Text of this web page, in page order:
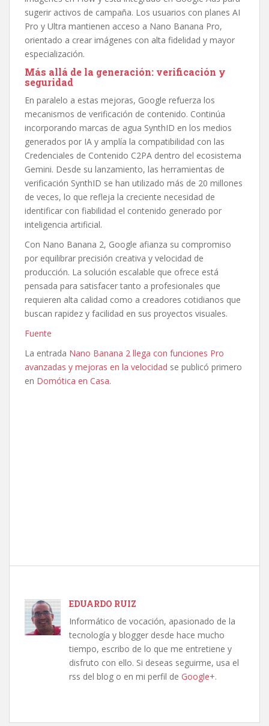
sugerir activos de campaña. Los usuarios con planes AI
Pro y Ultra mantienen acceso a Nano Banana Pro,
orientado a crear imágenes con alta fidelidad y mayor
especialización.
Más allá de la generación: verificación y
seguridad
En paralelo a estas mejoras, Google refuerza los
mecanismos de verificación de contenido. Continúa
incorporando marcas de agua SynthID en los medios
generados por IA y amplía la compatibilidad con las
Credenciales de Contenido C2PA dentro del ecosistema
Gemini. Desde su lanzamiento, las herramientas de
verificación SynthID se han utilizado más de 20 millones
de veces, lo que refleja la creciente necesidad de
identificar con fiabilidad el contenido generado por
inteligencia artificial.
Con Nano Banana 2, Google afianza su compromiso
por equilibrar precisión creativa y velocidad de
producción. La solución escalable que ofrece está
pensada para satisfacer tanto a profesionales que
requieren alta calidad como a creadores cotidianos que
buscan rapidez y facilidad en sus proyectos visuales.
Fuente
La entrada Nano Banana 2 llega con funciones Pro
avanzadas y mejoras en la velocidad se publicó primero
en Domótica en Casa.
EDUARDO RUIZ
Informático de vocación, apasionado de la
tecnología y blogger desde hace mucho
tiempo, escribo de lo que me entretiene y
disfruto con ello. Si deseas seguirme, usa el
rss del blog o en mi perfil de Google+.